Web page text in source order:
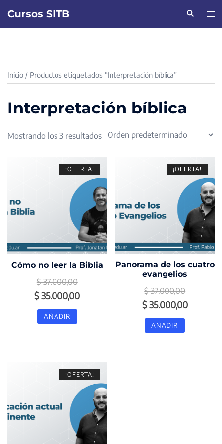
Cursos SITB Buscar
Inicio / Productos etiquetados “Interpretación bíblica”
Interpretación bíblica
Mostrando los 3 resultados
¡OFERTA!
Cómo no leer la Biblia
$37.000,00
El
precio
original
$35.000,00El
AÑADIR
¡OFERTA!
Panorama de los cuatro
evangelios
$37.000,00
El
precio
original
$35.000,00El
AÑADIR
¡OFERTA!